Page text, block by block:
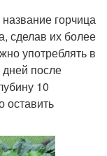
горчица
сделав их более
употреблять в
после
10
оставить